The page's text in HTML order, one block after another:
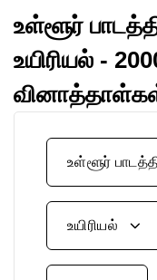
உள்ளூர்
உயிரியல் -
உள்ளூர்
உயிரியல்